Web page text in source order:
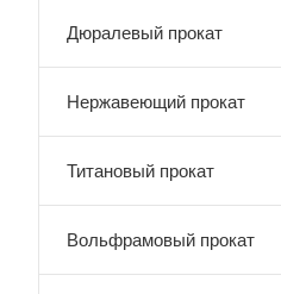
Дюралевый прокат
Нержавеющий прокат
Титановый прокат
Вольфрамовый прокат